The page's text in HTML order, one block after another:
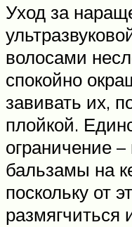
Уход за
волосами
спокойно
завивать их,
плойкой.
ограничение
бальзамы на
поскольку от
размягчиться